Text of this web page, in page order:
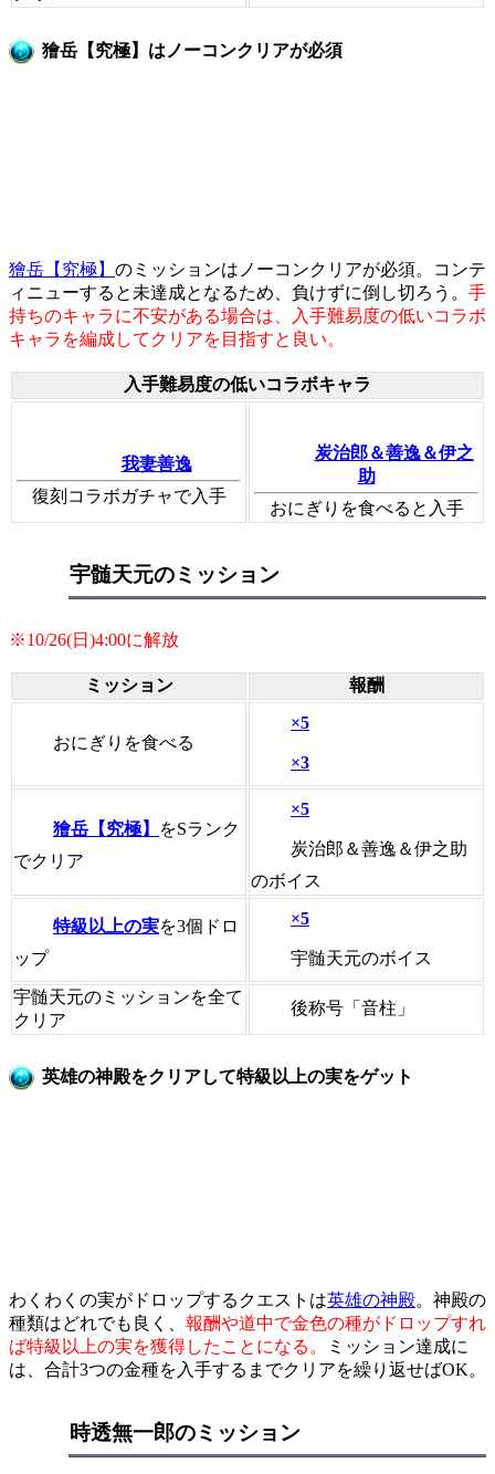
獪岳【究極】はノーコンクリアが必須
獪岳【究極】 のミッションはノーコンクリアが必須。コンテ
ィニューすると未達成となるため、負けずに倒し切ろう。 手
持ちのキャラに不安がある場合は、入手難易度の低いコラボ
キャラを編成してクリアを目指すと良い。
入手難易度の低いコラボキャラ
我妻善逸
復刻コラボガチャで入手
炭治郎＆善逸＆伊之
助
おにぎりを食べると入手
宇髄天元のミッション
※10/26(日)4:00に解放
ミッション 報酬
おにぎりを食べる
×5
×3
獪岳【究極】
をSランク
でクリア
×5
炭治郎＆善逸＆伊之助
のボイス
特級以上の実を3個ドロ
ップ
×5
宇髄天元のボイス
宇髄天元のミッションを全て
クリア
後称号「音柱」
英雄の神殿をクリアして特級以上の実をゲット
わくわくの実がドロップするクエストは英雄の神殿。神殿の
種類はどれでも良く、 報酬や道中で金色の種がドロップすれ
ば特級以上の実を獲得したことになる。
ミッション達成に
は、合計3つの金種を入手するまでクリアを繰り返せばOK。
時透無一郎のミッション